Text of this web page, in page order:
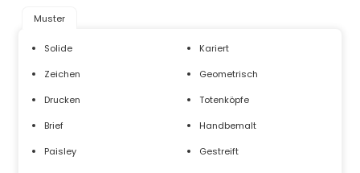
Muster
Solide
Zeichen
Drucken
Brief
Paisley
Kariert
Geometrisch
Totenköpfe
Handbemalt
Gestreift